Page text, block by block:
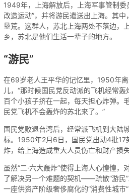
1949年，上海解放后，上海军事管制委
改造运动”，并将游民遣送出上海。其
垦荒。这群人，苏北上海两处不落边，
乡，苏北是他们生活一辈子的地方。
“游民”
在69岁老人王平华的记忆里，1950年
儿，“那时候国民党反动派的飞机经常
百个小孩子挤在一起，每天担心炸弹。
民党飞机不会轰炸的苏北来了。”
国民党败退台湾后，经常派飞机到大陆
标。1950年2月6日，国民党出动4批17
炸，给上海造成重大人员伤亡和财产损失
虽然“二·六大轰炸”使得上海人心惶惶
了解决另一个难题的契机——疏散“游民
一座供资产阶级奢侈腐化的“消费性城市